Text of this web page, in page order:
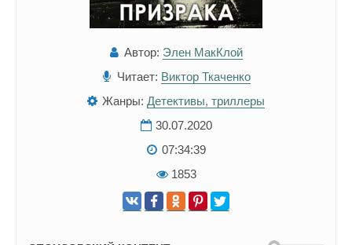
Автор: Элен МакКлой
Читает: Виктор Ткаченко
Жанры: Детективы, триллеры
30.07.2020
07:34:39
1853